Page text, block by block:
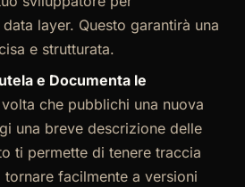
layer. Questo garantirà una
e strutturata.
e Documenta le
che pubblichi una nuova
una breve descrizione delle
ti permette di tenere traccia
facilmente a versioni